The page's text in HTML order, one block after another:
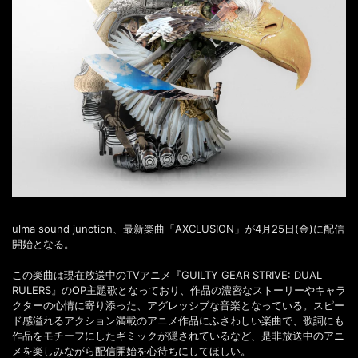
ulma sound junction、最新楽曲「AXCLUSION」が4月25日(金)に配信
開始となる。
この楽曲は現在放送中のTVアニメ『GUILTY GEAR STRIVE: DUAL
RULERS』のOP主題歌となっており、作品の濃密なストーリーやキャラ
クターの心情に寄り添った、アグレッシブな音楽となっている。スピー
ド感溢れるアクション満載のアニメ作品にふさわしい楽曲で、歌詞にも
作品をモチーフにしたギミックが隠されているなど、是非放送中のアニ
メを楽しみながら配信開始を心待ちにしてほしい。